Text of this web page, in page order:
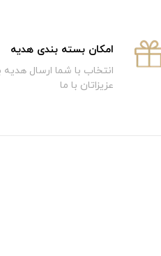
امکان بسته بندی هدیه
انتخاب با شما ارسال هدیه
عزیزاتان با ما